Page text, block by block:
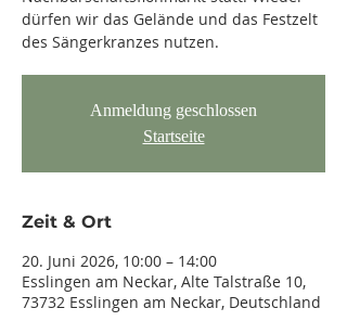
dürfen wir das Gelände und das Festzelt
des Sängerkranzes nutzen.
Anmeldung geschlossen
Startseite
Zeit & Ort
20. Juni 2026, 10:00 – 14:00
Esslingen am Neckar, Alte Talstraße 10,
73732 Esslingen am Neckar, Deutschland